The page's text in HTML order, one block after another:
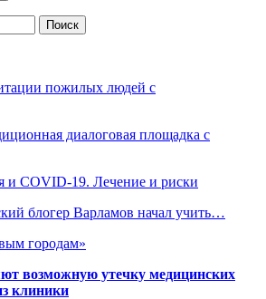
пожилых людей с
диалоговая площадка с
и COVID-19. Лечение и риски
блогер Варламов начал учить…
городам»
возможную утечку медицинских
клиники